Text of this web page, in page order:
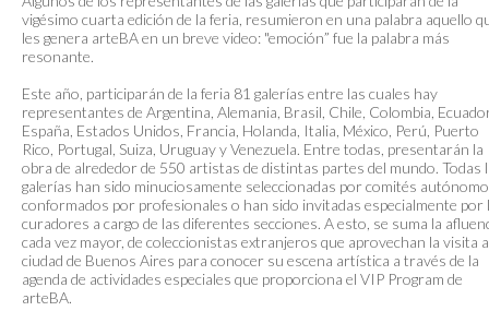
vigésimo cuarta edición de la feria, resumieron en una palabra aquello
les genera arteBA en un breve video: "emoción” fue la palabra más
resonante.
Este año, participarán de la feria 81 galerías entre las cuales hay
representantes de Argentina, Alemania, Brasil, Chile, Colombia,
España, Estados Unidos, Francia, Holanda, Italia, México, Perú, Puerto
Rico, Portugal, Suiza, Uruguay y Venezuela. Entre todas, presentarán la
obra de alrededor de 550 artistas de distintas partes del mundo. Todas
galerías han sido minuciosamente seleccionadas por comités
conformados por profesionales o han sido invitadas especialmente por
curadores a cargo de las diferentes secciones. A esto, se suma la
cada vez mayor, de coleccionistas extranjeros que aprovechan la visita
ciudad de Buenos Aires para conocer su escena artística a través de la
agenda de actividades especiales que proporciona el VIP Program de
arteBA.